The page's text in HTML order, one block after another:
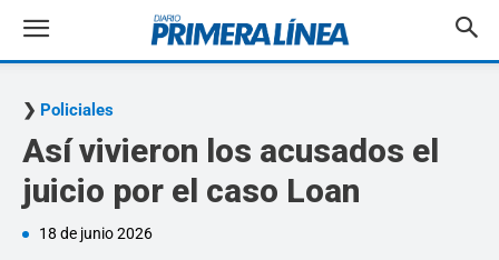
Policiales
Así vivieron los acusados el
juicio por el caso Loan
18 de junio 2026